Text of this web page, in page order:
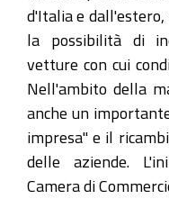
d'Italia e dall'estero,
la possibilità di
vetture con cui
Nell'ambito della
anche un
impresa" e il
delle aziende.
Camera di